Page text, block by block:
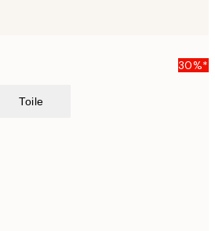
30%*
Toile